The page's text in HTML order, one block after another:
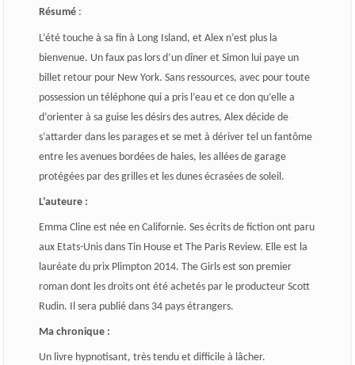
Résumé:
L’été touche à sa fin à Long Island, et Alex n’est plus la
bienvenue. Un faux pas lors d’un dîner et Simon lui paye un
billet retour pour New York. Sans ressources, avec pour toute
possession un téléphone qui a pris l’eau et ce don qu’elle a
d’orienter à sa guise les désirs des autres, Alex décide de
s’attarder dans les parages et se met à dériver tel un fantôme
entre les avenues bordées de haies, les allées de garage
protégées par des grilles et les dunes écrasées de soleil.
L’auteure :
Emma Cline est née en Californie. Ses écrits de fiction ont paru
aux Etats-Unis dans Tin House et The Paris Review. Elle est la
lauréate du prix Plimpton 2014. The Girls est son premier
roman dont les droits ont été achetés par le producteur Scott
Rudin. Il sera publié dans 34 pays étrangers.
Ma chronique :
Un livre hypnotisant, très tendu et difficile à lâcher.